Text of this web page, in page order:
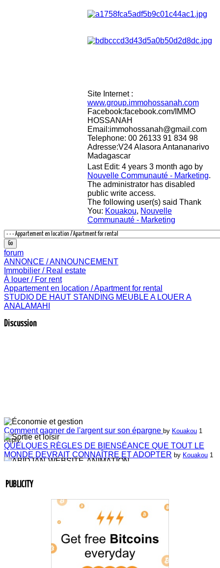
Site Internet :
www.group.immohossanah.com
Facebook:facebook.com/IMMO
HOSSANAH
Email:immohossanah@gmail.com
Telephone: 00 26133 91 834 98
Adresse:V24 Alasora Antananarivo
Madagascar
Last Edit: 4 years 3 month ago by
Nouvelle Communauté - Marketing.
The administrator has disabled
public write access.
The following user(s) said Thank
You: Kouakou, Nouvelle
Communauté - Marketing
forum
ANNONCE / ANNOUNCEMENT
Immobilier / Real estate
À louer / For rent
Appartement en location / Apartment for rental
STUDIO DE HAUT STANDING MEUBLE A LOUER A
ANALAMAHI
Discussion
Comment gagner de l'argent sur son épargne by Kouakou 1
Reply.
QUELQUES RÈGLES DE BIENSÉANCE QUE TOUT LE
MONDE DEVRAIT CONNAÎTRE ET ADOPTER by Kouakou 1
Reply.
Laissez-nous vos commentaires
Entretien du lien commercial
La carte d'affaire by Jean-Guillaume Bilé
L'album document administratif est maintenant en vedette sur
Nouvelle Communauté - Marketing
PUBLICITY